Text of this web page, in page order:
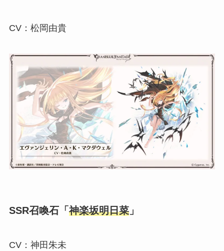
CV：松岡由貴
SSR召喚石「神楽坂明日菜」
CV：神田朱未